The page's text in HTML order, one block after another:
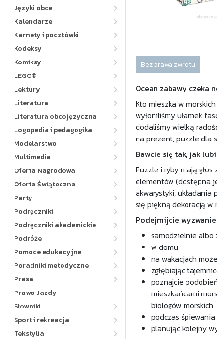
Języki obce
Kalendarze
Karnety i pocztówki
Kodeksy
Komiksy
LEGO®
Lektury
Literatura
Literatura obcojęzyczna
Logopedia i pedagogika
Modelarstwo
Multimedia
Oferta Nagrodowa
Oferta Świąteczna
Party
Podręczniki
Podręczniki akademickie
Podróże
Pomoce edukacyjne
Poradniki metodyczne
Prasa
Prawo Jazdy
Słowniki
Sport i rekreacja
Tekstylia
Bez prawa zwrotu
Ocean zabawy czeka
Kto mieszka w
wyłoniliśmy ułamek
dodaliśmy wielką
na prezent, puzzle dla
Bawcie się tak, jak
Puzzle i ryby mają
elementów (dostępna
akwarystyki,
się piękną dekoracją w
Podejmijcie
samodzielnie albo
w domu
na wakacjach
zgłębiając
poznajcie
mieszkańcami
biologów morskich
podczas
planując kolejny